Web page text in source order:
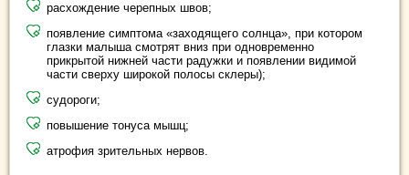
расхождение черепных швов;
появление симптома «заходящего солнца», при котором
глазки малыша смотрят вниз при одновременно
прикрытой нижней части радужки и появлении видимой
части сверху широкой полосы склеры);
судороги;
повышение тонуса мышц;
атрофия зрительных нервов.